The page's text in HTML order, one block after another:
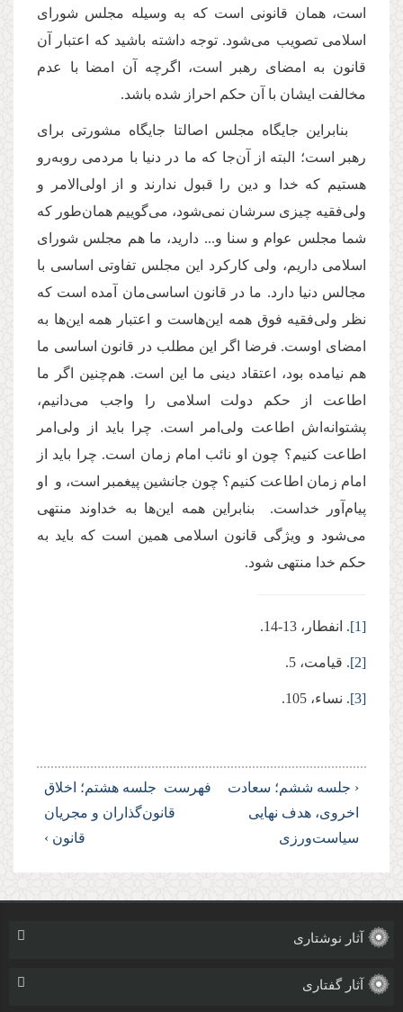
است، همان قانونی است که به وسیله مجلس شورای
اسلامی تصویب می‌شود. توجه داشته باشید که اعتبار آن
قانون به امضای رهبر است، اگرچه آن امضا با عدم
مخالفت ایشان با آن حکم احراز شده باشد.
بنابراین جایگاه مجلس اصالتا جایگاه مشورتی برای
رهبر است؛ البته از آن‌جا که ما در دنیا با مردمی روبه‌رو
هستیم که خدا و دین را قبول ندارند و از اولی‌الامر و
ولی‌فقیه چیزی سرشان نمی‌شود، می‌گوییم همان‌طور که
شما مجلس عوام و سنا و... دارید، ما هم مجلس شورای
اسلامی داریم، ولی کارکرد این مجلس تفاوتی اساسی با
مجالس دنیا دارد. ما در قانون اساسی‌مان آمده است که
نظر ولی‌فقیه فوق همه این‌هاست و اعتبار همه این‌ها به
امضای اوست. فرضا اگر این مطلب در قانون اساسی ما
هم نیامده بود، اعتقاد دینی ما این است. هم‌چنین اگر ما
اطاعت از حکم دولت اسلامی را واجب می‌دانیم،
پشتوانه‌اش اطاعت ولی امر است. چرا باید از ولی‌امر
اطاعت کنیم؟ چون او نائب امام زمان است. چرا باید از
امام زمان اطاعت کنیم؟ چون جانشین پیغمبر است، و او
پیام‌آور خداست. بنابراین همه این‌ها به خداوند منتهی
می‌شود و ویژگی قانون اسلامی همین است که باید به
حکم خدا منتهی شود.
[1]. انفطار، 13-14.
[2]. قیامت، 5.
[3]. نساء، 105.
‹ جلسه ششم؛ سعادت
اخروی، هدف نهایی
سیاست‌ورزی
فهرست جلسه هشتم؛ اخلاق
قانون‌گذاران و مجریان
قانون ›
آثار نوشتاری
آثار گفتاری